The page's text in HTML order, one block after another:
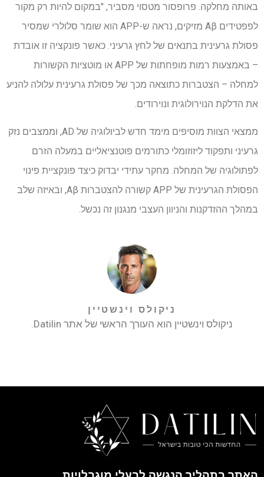
באותה מחלקה. פרופסור מטסוי מסביר, "במקום להיות רק מקור
לפפטידים Aβ מזיקים, נראה ש-APP הוא שומר סלולרי שמסיר
פסולת גרעינית בתנאים של לחץ גרעיני. כאשר פונקציה זו אובדת
– באמצעות רמות מופחתות של APP או מוטציות הקשורות
למחלה – הצטברות כתוצאה מכך של פסולת גרעינית עלולה להניע
את הדלקת הנוירולוגית ונוירודים.
ממצאי הצוות מוסיפים מימד חדש לביולוגיה של AD, וממצבים נזק
גרעיני ותפקוד ליזוזומלי כתורמים פוטנציאליים במעלה הזרם
לפתולוגיה של המחלה. מחקר עתידי יבדוק כיצד פונקציית פינוי
הפסולת הגרעינית של APP קשורה להצטברות Aβ, ובאיזה שלב
במהלך ההזדקנות והניוון העצבי מנגנון זה נכשל.
ניקולס וינשטיין
ניקולס וינשטיין הוא העורך הראשי של אתר Datilin.